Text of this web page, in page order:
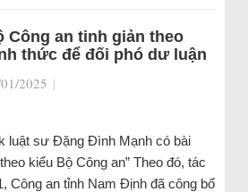
Công an tinh giản theo
thức để đối phó dư luận
2025 |
luật sư Đặng Đình Mạnh có bài
kiểu Bộ Công an” Theo đó, tác
Công an tỉnh Nam Định đã công bố